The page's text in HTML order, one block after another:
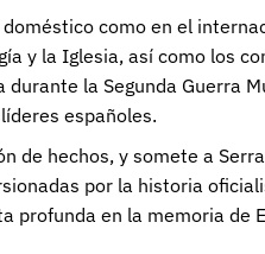
como en el
y la Iglesia, así como los
la Segunda Guerra
españoles.
de hechos, y somete a
por la historia
profunda en la memoria